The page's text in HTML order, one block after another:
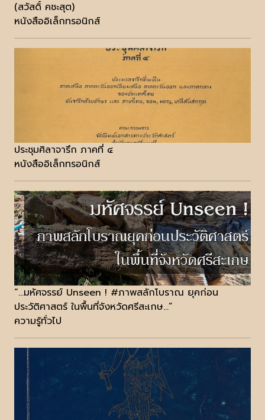
(สวัสดิ์ คชะสุต)
หนังสืออิเล็กทรอนิกส์
ประชุมศิลาจารึก ภาคที่ ๔
หนังสืออิเล็กทรอนิกส์
“...มหัศจรรย์ Unseen ! #ภาพสลักโบราณ ยุคก่อน
ประวัติศาสตร์ ในพื้นที่จังหวัดศรีสะเกษ...”
ความรู้ทั่วไป